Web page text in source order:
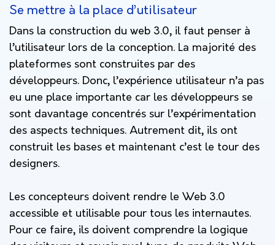
Se mettre à la place d’utilisateur
Dans la construction du web 3.0, il faut penser à
l’utilisateur lors de la conception. La majorité des
plateformes sont construites par des
développeurs. Donc, l’expérience utilisateur n’a pas
eu une place importante car les développeurs se
sont davantage concentrés sur l’expérimentation
des aspects techniques. Autrement dit, ils ont
construit les bases et maintenant c’est le tour des
designers.
Les concepteurs doivent rendre le Web 3.0
accessible et utilisable pour tous les internautes.
Pour ce faire, ils doivent comprendre la logique